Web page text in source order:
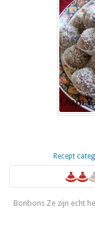
Recept
Bonbons Ze zijn echt